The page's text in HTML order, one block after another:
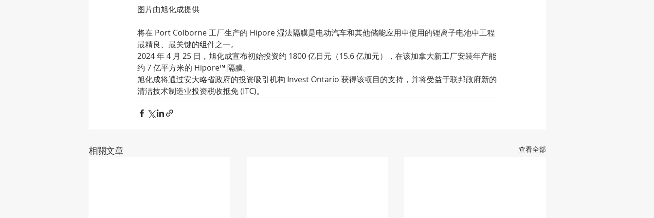
图片由旭化成提供
将在 Port Colborne 工厂生产的 Hipore 湿法隔膜是电动汽车和其他储能应用中使用的锂离子电池中工程
最精良、最关键的组件之一。
2024 年 4 月 25 日，旭化成宣布初始投资约 1800 亿日元（15.6 亿加元），在该加拿大新工厂安装年产能
约 7 亿平方米的 Hipore™ 隔膜。
旭化成将通过安大略省政府的投资吸引机构 Invest Ontario 获得该项目的支持，并将受益于联邦政府新的
清洁技术制造业投资税收抵免 (ITC)。
相關文章 查看全部